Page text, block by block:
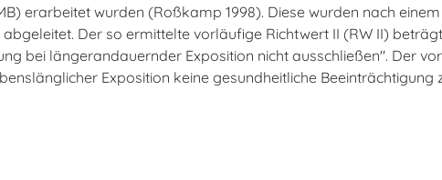
erarbeitet wurden (Roßkamp 1998). Diese wurden nach
Der so ermittelte vorläufige Richtwert II (RW II)
bei längerandauernder Exposition nicht ausschließen". Der
Exposition keine gesundheitliche Beeinträchtigung